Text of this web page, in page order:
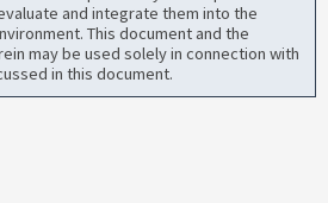
and integrate them into the
This document and the
may be used solely in connection with
in this document.